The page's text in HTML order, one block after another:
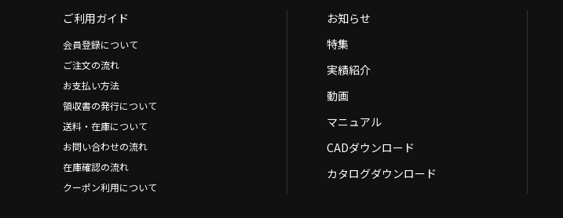
ご利用ガイド
会員登録について
ご注文の流れ
お支払い方法
領収書の発行について
送料・在庫について
お問い合わせの流れ
在庫確認の流れ
クーポン利用について
お知らせ
特集
実績紹介
動画
マニュアル
CADダウンロード
カタログダウンロード